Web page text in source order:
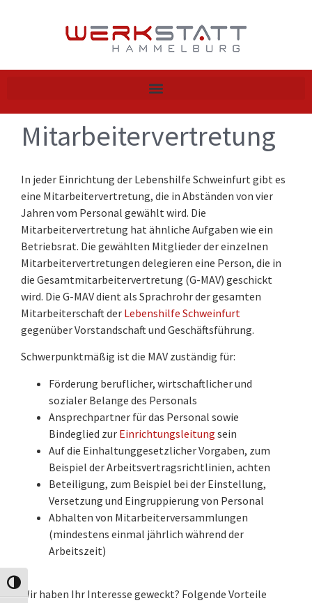
Umschalten auf hohe Kontraste
Mitarbeitervertretung
In jeder Einrichtung der Lebenshilfe Schweinfurt gibt es
eine Mitarbeitervertretung, die in Abständen von vier
Jahren vom Personal gewählt wird. Die
Mitarbeitervertretung hat ähnliche Aufgaben wie ein
Betriebsrat. Die gewählten Mitglieder der einzelnen
Mitarbeitervertretungen delegieren eine Person, die in
die Gesamtmitarbeitervertretung (G-MAV) geschickt
wird. Die G-MAV dient als Sprachrohr der gesamten
Mitarbeiterschaft der Lebenshilfe Schweinfurt
gegenüber Vorstandschaft und Geschäftsführung.
Schwerpunktmäßig ist die MAV zuständig für:
Förderung beruflicher, wirtschaftlicher und
sozialer Belange des Personals
Ansprechpartner für das Personal sowie
Bindeglied zur Einrichtungsleitung sein
Auf die Einhaltunggesetzlicher Vorgaben, zum
Beispiel der Arbeitsvertragsrichtlinien, achten
Beteiligung, zum Beispiel bei der Einstellung,
Versetzung und Eingruppierung von Personal
Abhalten von Mitarbeiterversammlungen
(mindestens einmal jährlich während der
Arbeitszeit)
Wir haben Ihr Interesse geweckt? Folgende Vorteile